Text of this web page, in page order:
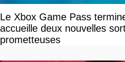
Le Xbox Game Pass
accueille deux nouvelles
prometteuses